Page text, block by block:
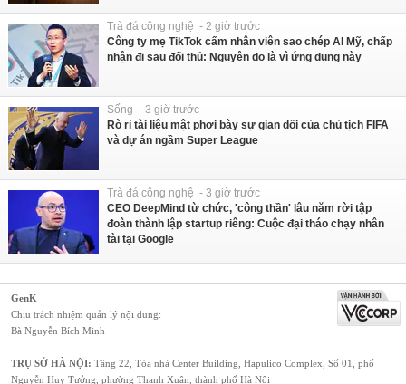
Trà đá công nghệ - 2 giờ trước
Công ty mẹ TikTok cấm nhân viên sao chép AI Mỹ, chấp
nhận đi sau đối thủ: Nguyên do là vì ứng dụng này
Sống - 3 giờ trước
Rò rỉ tài liệu mật phơi bày sự gian dối của chủ tịch FIFA
và dự án ngầm Super League
Trà đá công nghệ - 3 giờ trước
CEO DeepMind từ chức, 'công thần' lâu năm rời tập
đoàn thành lập startup riêng: Cuộc đại tháo chạy nhân
tài tại Google
GenK
Chịu trách nhiệm quản lý nội dung:
Bà Nguyễn Bích Minh
TRỤ SỞ HÀ NỘI: Tầng 22, Tòa nhà Center Building, Hapulico Complex, Số 01, phố
Nguyễn Huy Tưởng, phường Thanh Xuân, thành phố Hà Nội